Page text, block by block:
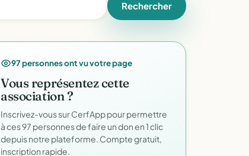
Rechercher
97 personnes ont vu votre page
Vous représentez cette
association ?
Inscrivez-vous sur CerfApp pour permettre
à ces 97 personnes de faire un don en 1 clic
depuis notre plateforme. Compte gratuit,
inscription rapide.